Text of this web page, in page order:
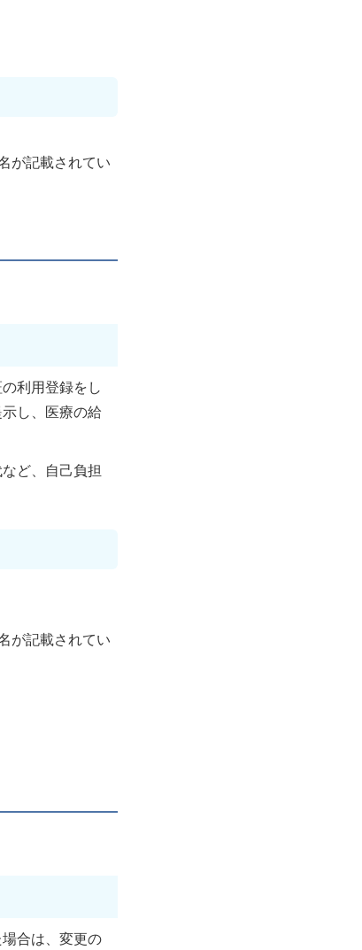
が記載されてい
利用登録をし
し、医療の給
ど、自己負担
が記載されてい
合は、変更の